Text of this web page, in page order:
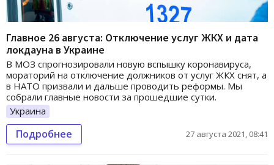
Главное 26 августа: Отключение услуг ЖКХ и дата
локдауна в Украине
В МОЗ спрогнозировали новую вспышку коронавируса,
мораторий на отключение должников от услуг ЖКХ снят, а
в НАТО призвали и дальше проводить реформы. Мы
собрали главные новости за прошедшие сутки.
Украина
Подробнее 27 августа 2021, 08:41